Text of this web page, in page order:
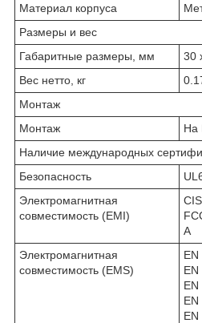
Материал корпуса
Размеры и вес
Габаритные размеры, мм
30
Вес нетто, кг
Монтаж
Монтаж
На
Наличие международных
Безопасность
Электромагнитная
совместимость (EMI)
A
Электромагнитная
совместимость (EMS)